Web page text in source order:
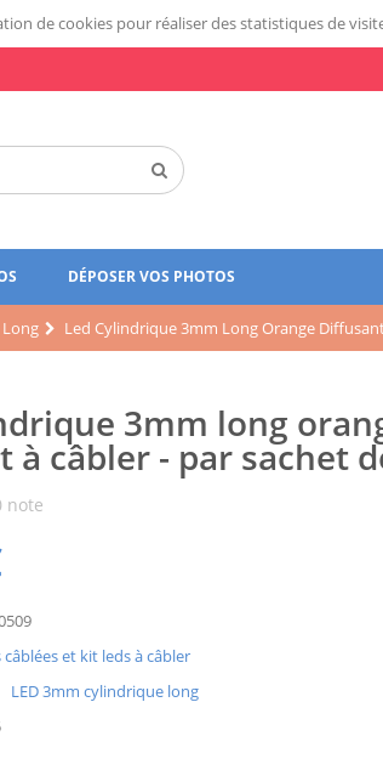
de cookies pour réaliser des statistiques de
DÉPOSER VOS PHOTOS
Led Cylindrique 3mm Long Orange
3mm long
à câbler - par sachet
note
câblées et kit leds à câbler
LED 3mm cylindrique long